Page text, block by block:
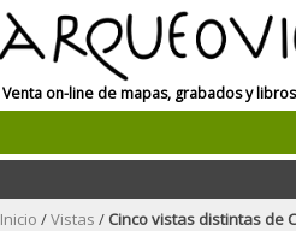
Venta on-line de mapas, grabados y
Inicio /Vistas / Cinco vistas distintas de